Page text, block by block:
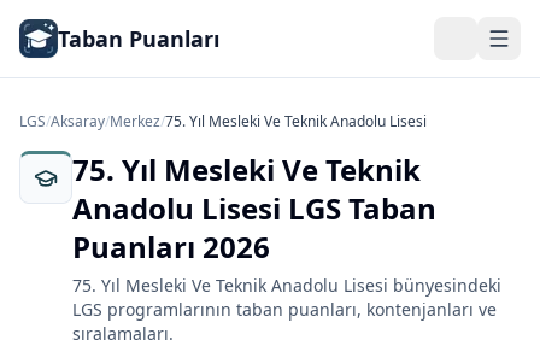
Taban Puanları
LGS/Aksaray/Merkez/75. Yıl Mesleki Ve Teknik Anadolu Lisesi
75. Yıl Mesleki Ve Teknik
Anadolu Lisesi LGS Taban
Puanları 2026
75. Yıl Mesleki Ve Teknik Anadolu Lisesi bünyesindeki
LGS programlarının taban puanları, kontenjanları ve
sıralamaları.